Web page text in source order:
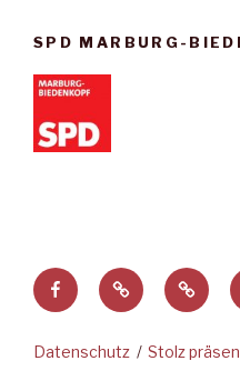
SPD MARBURG-
FacebookPrivatsphäre-
Einstellungen
der
Datenschutz Stolz